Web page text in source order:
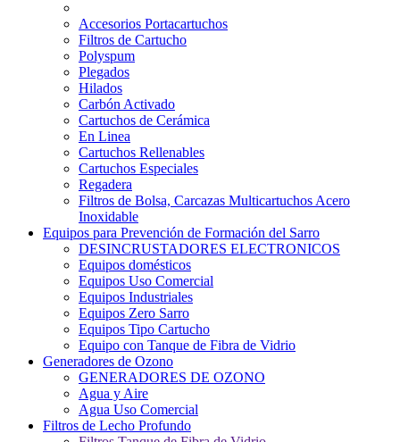
Accesorios Portacartuchos
Filtros de Cartucho
Polyspum
Plegados
Hilados
Carbón Activado
Cartuchos de Cerámica
En Linea
Cartuchos Rellenables
Cartuchos Especiales
Regadera
Filtros de Bolsa, Carcazas Multicartuchos Acero
Inoxidable
Equipos para Prevención de Formación del Sarro
DESINCRUSTADORES ELECTRONICOS
Equipos domésticos
Equipos Uso Comercial
Equipos Industriales
Equipos Zero Sarro
Equipos Tipo Cartucho
Equipo con Tanque de Fibra de Vidrio
Generadores de Ozono
GENERADORES DE OZONO
Agua y Aire
Agua Uso Comercial
Filtros de Lecho Profundo